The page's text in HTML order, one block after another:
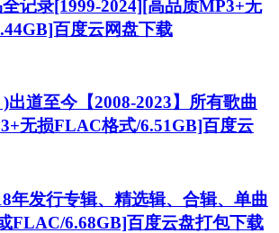
记录[1999-2024][高品质MP3+无
百度云网盘下载
出道至今【2008-2023】所有歌曲
无损FLAC格式/6.51GB]百度云
年发行专辑、精选辑、合辑、单曲
FLAC/6.68GB]百度云盘打包下载